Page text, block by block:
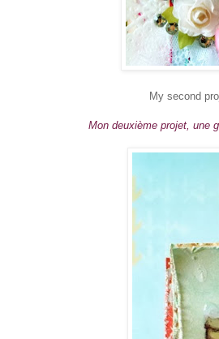
My second
Mon deuxième projet, une